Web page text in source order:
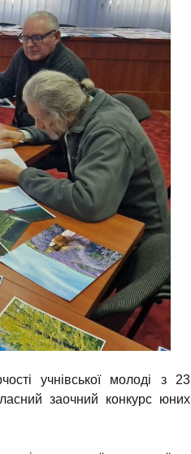
учнівської молоді з 23
заочний конкурс юних